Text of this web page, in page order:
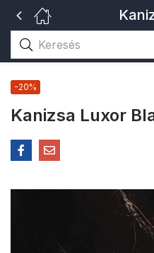
Kanizsa Luxor
-20%